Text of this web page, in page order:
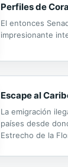
Perfiles de
El entonces
impresionante
Escape al
La emigración
países desde
Estrecho de la